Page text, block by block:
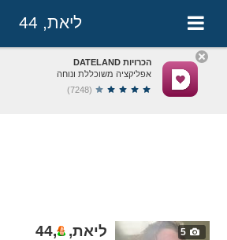
ליאת, 44
הכרויות DATELAND
אפליקציה משוכללת ונוחה
(7248)
5 ליאת, ,
44